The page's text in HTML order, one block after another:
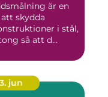
är en
skydda
i stål,
så att d...
jun